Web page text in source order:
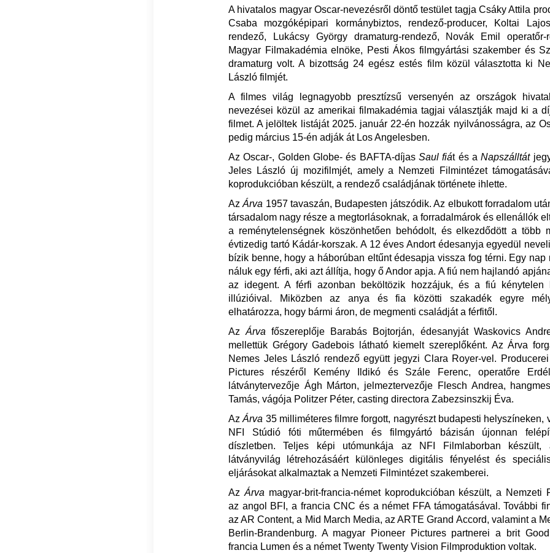
A hivatalos magyar Oscar-nevezésről döntő testület tagja Csáky Attila
Csaba mozgóképipari kormánybiztos, rendező-producer, Koltai
rendező, Lukácsy György dramaturg-rendező, Novák Emil operatőr-
Magyar Filmakadémia elnöke, Pesti Ákos filmgyártási szakember és
dramaturg volt. A bizottság 24 egész estés film közül választotta ki
László filmjét.
A filmes világ legnagyobb presztízsű versenyén az országok
nevezései közül az amerikai filmakadémia tagjai választják majd ki a
filmet. A jelöltek listáját 2025. január 22-én hozzák nyilvánosságra, az
pedig március 15-én adják át Los Angelesben.
Az Oscar-, Golden Globe- és BAFTA-díjas Saul fiát és aNapszálltát
Jeles László új mozifilmjét, amely a Nemzeti Filmintézet
koprodukcióban készült, a rendező családjának története ihlette.
AzÁrva 1957 tavaszán, Budapesten játszódik. Az elbukott forradalom
társadalom nagy része a megtorlásoknak, a forradalmárok és ellenállók
a reménytelenségnek köszönhetően behódolt, és elkezdődött a több
évtizedig tartó Kádár-korszak. A 12 éves Andort édesanyja egyedül
bízik benne, hogy a háborúban eltűnt édesapja vissza fog térni. Egy nap
náluk egy férfi, aki azt állítja, hogy ő Andor apja. A fiú nem hajlandó
az idegent. A férfi azonban beköltözik hozzájuk, és a fiú kénytelen
illúzióival. Miközben az anya és fia közötti szakadék egyre
elhatározza, hogy bármi áron, de megmenti családját a férfitől.
AzÁrva főszereplője Barabás Bojtorján, édesanyját Waskovics
mellettük Grégory Gadebois látható kiemelt szereplőként. Az Árva
Nemes Jeles László rendező együtt jegyzi Clara Royer-vel.
Pictures részéről Kemény Ildikó és Szále Ferenc, operatőre
látványtervezője Ágh Márton, jelmeztervezője Flesch Andrea,
Tamás, vágója Politzer Péter, casting directora Zabezsinszkij Éva.
AzÁrva 35 milliméteres filmre forgott, nagyrészt budapesti helyszíneken,
NFI Stúdió fóti műtermében és filmgyártó bázisán újonnan
díszletben. Teljes képi utómunkája az NFI Filmlaborban készült,
látványvilág létrehozásáért különleges digitális fényelést és
eljárásokat alkalmaztak a Nemzeti Filmintézet szakemberei.
Az Árva magyar-brit-francia-német koprodukcióban készült, a Nemzeti
az angol BFI, a francia CNC és a német FFA támogatásával. További
az AR Content, a Mid March Media, az ARTE Grand Accord, valamint a
Berlin-Brandenburg. A magyar Pioneer Pictures partnerei a brit
francia Lumen és a német Twenty Twenty Vision Filmproduktion voltak.